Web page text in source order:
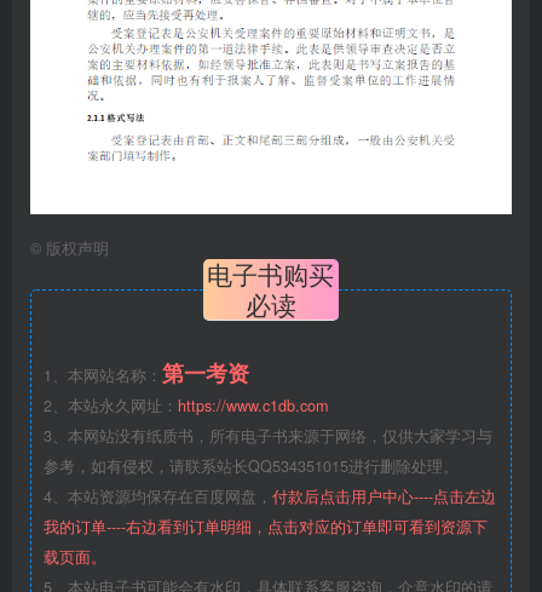
© 版权声明
电子书购买
必读
1、本网站名称： 第一考资
2、本站永久网址： https://www.c1db.com
3、本网站没有纸质书，所有电子书来源于网络，仅供大家学习与
参考，如有侵权，请联系站长QQ534351015进行删除处理。
4、本站资源均保存在百度网盘， 付款后点击用户中心----点击左边
我的订单----右边看到订单明细，点击对应的订单即可看到资源下
载页面。
5、本站电子书可能会有水印，具体联系客服咨询，介意水印的请